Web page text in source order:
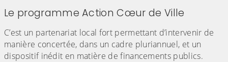
Le programme Action Cœur de Ville
C’est un partenariat local fort permettant d’intervenir de
manière concertée, dans un cadre pluriannuel, et un
dispositif inédit en matière de financements publics.